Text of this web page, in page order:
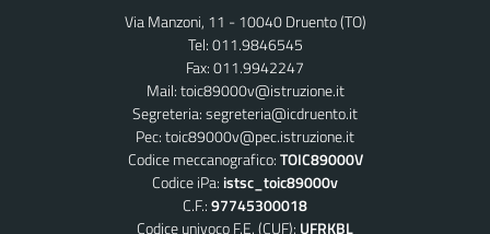
Via Manzoni, 11 - 10040 Druento (TO)
Tel: 011.9846545
Fax: 011.9942247
Mail:toic89000v@istruzione.it
Segreteria:segreteria@icdruento.it
Pec:toic89000v@pec.istruzione.it
Codice meccanografico:TOIC89000V
Codice iPa: istsc_toic89000v
C.F.:97745300018
Codice univoco F.E. (CUF): UFRKBL